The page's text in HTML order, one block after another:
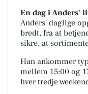
En dag i Anders'
Anders' daglige
bredt, fra at
sikre, at
Han ankommer
mellem 15:00 og
hver tredje